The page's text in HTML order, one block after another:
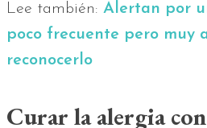
Lee también: Alertan por
poco frecuente pero muy
reconocerlo
Curar la alergia